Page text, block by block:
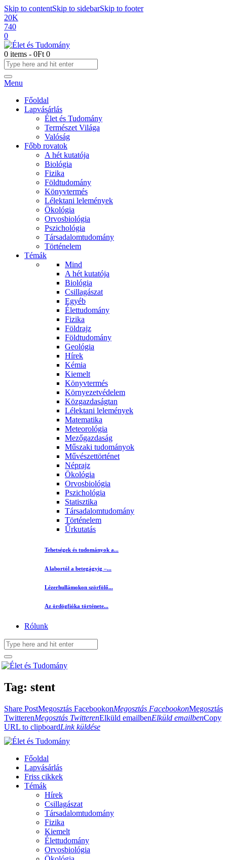
Skip to contentSkip to sidebarSkip to footer
20K
740
0
0 items - 0Ft 0
Menu
Főoldal
Lapvásárlás
Élet és Tudomány
Természet Világa
Valóság
Főbb rovatok
A hét kutatója
Biológia
Fizika
Földtudomány
Könyvtermés
Lélektani lelemények
Ökológia
Orvosbiológia
Pszichológia
Társadalomtudomány
Történelem
Témák
Mind
A hét kutatója
Biológia
Csillagászat
Egyéb
Élettudomány
Fizika
Földrajz
Földtudomány
Geológia
Hírek
Kémia
Kiemelt
Könyvtermés
Környezetvédelem
Közgazdaságtan
Lélektani lelemények
Matematika
Meteorológia
Mezőgazdaság
Műszaki tudományok
Művészettörténet
Néprajz
Ökológia
Orvosbiológia
Pszichológia
Statisztika
Társadalomtudomány
Történelem
Űrkutatás
Tehetségek és tudományok a...
A labortól a betegágyig –...
Lézerhullámokon szörfölő...
Az ördögfióka története...
Rólunk
Tag: stent
Share PostMegosztás FacebookonMegosztás FacebookonMegosztás
TwitterenMegosztás TwitterenElküld emailbenElküld emailbenCopy
URL to clipboardLink küldése
Főoldal
Lapvásárlás
Friss cikkek
Témák
Hírek
Csillagászat
Társadalomtudomány
Fizika
Kiemelt
Élettudomány
Orvosbiológia